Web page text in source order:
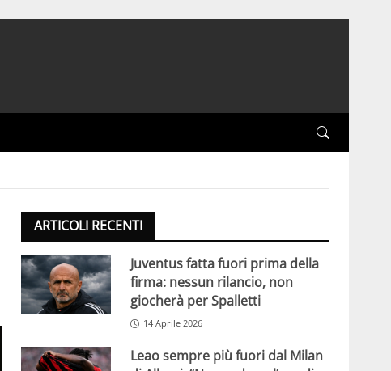
ARTICOLI RECENTI
Juventus fatta fuori prima della
firma: nessun rilancio, non
giocherà per Spalletti
14 Aprile 2026
Leao sempre più fuori dal Milan